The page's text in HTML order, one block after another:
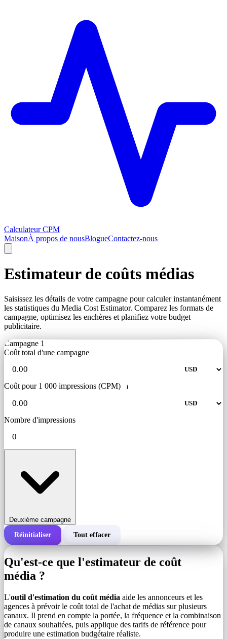
Calculateur CPM
MaisonÀ propos de nousBlogueContactez-nous
Estimateur de coûts médias
Saisissez les détails de votre campagne pour calculer instantanément
les statistiques du Media Cost Estimator. Comparez les formats de
campagne, optimisez les enchères et planifiez votre budget
publicitaire.
Campagne 1
Coût total d'une campagne
Coût pour 1 000 impressions (CPM) i
Nombre d'impressions
Deuxième campagne
Coût total d'une campagne
Coût pour 1 000 impressions (CPM)
Nombre d'impressions
Réinitialiser Tout effacer
Qu'est-ce que l'estimateur de coût
média ?
L'outil d'estimation du coût média aide les annonceurs et les
agences à prévoir le coût total de l'achat de médias sur plusieurs
canaux. Il prend en compte la portée, la fréquence et la combinaison
de canaux souhaitées, puis applique des tarifs de référence pour
produire une estimation budgétaire réaliste.